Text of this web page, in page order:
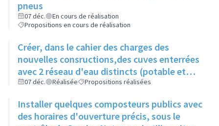
pneus
07 déc.
En cours de réalisation
Propositions en cours de réalisation
Créer, dans le cahier des charges des
nouvelles consructions,des cuves enterrées
avec 2 réseau d'eau distincts (potable et
non potable)
07 déc. Réalisée Propositions réalisées
Installer quelques composteurs publics avec
des horaires d'ouverture précis, sous le